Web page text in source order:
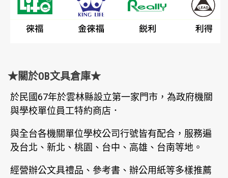
★關於OB文具倉庫★
於民國67年於雲林縣設立第一家門市，為政府機關
與學校單位員工特約商店．
與全台各機關單位學校公司行號皆有配合，服務遍
及台北、新北、桃園、台中、高雄、台南等地。
經營辦公文具禮品、參考書、辦公用紙等多樣推薦